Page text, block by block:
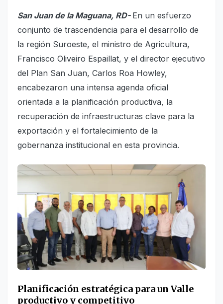
San Juan de la Maguana, RD- En un esfuerzo
conjunto de trascendencia para el desarrollo de
la región Suroeste, el ministro de Agricultura,
Francisco Oliveiro Espaillat, y el director ejecutivo
del Plan San Juan, Carlos Roa Howley,
encabezaron una intensa agenda oficial
orientada a la planificación productiva, la
recuperación de infraestructuras clave para la
exportación y el fortalecimiento de la
gobernanza institucional en esta provincia.
Planificación estratégica para un Valle
productivo y competitivo